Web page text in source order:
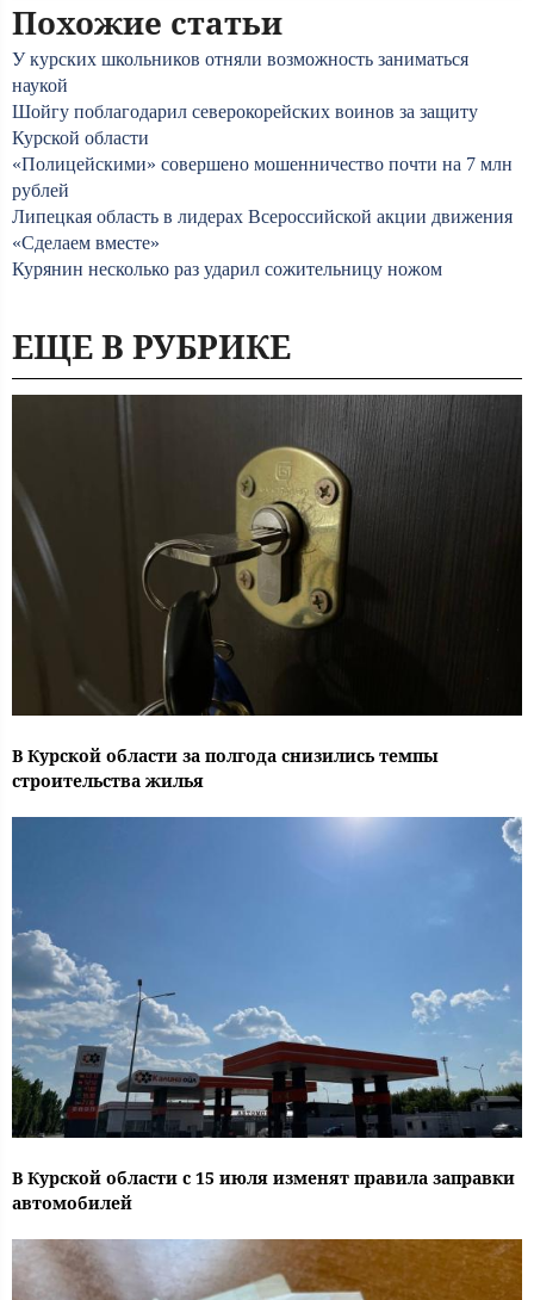
Похожие статьи
У курских школьников отняли возможность заниматься
наукой
Шойгу поблагодарил северокорейских воинов за защиту
Курской области
«Полицейскими» совершено мошенничество почти на 7 млн
рублей
Липецкая область в лидерах Всероссийской акции движения
«Сделаем вместе»
Курянин несколько раз ударил сожительницу ножом
ЕЩЕ В РУБРИКЕ
В Курской области за полгода снизились темпы
строительства жилья
В Курской области с 15 июля изменят правила заправки
автомобилей